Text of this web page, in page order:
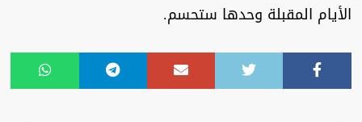
الأيام المقبلة وحدها ستحسم.